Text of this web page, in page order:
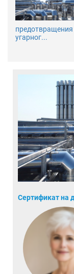
угарног...
Сертификат на